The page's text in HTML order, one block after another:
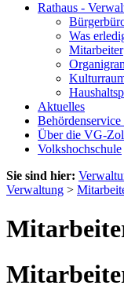
Rathaus -
Was
Mitarbeiter
Aktuelles
Über die VG-
Volkshochschule
Sie sind hier:
Verwaltung >